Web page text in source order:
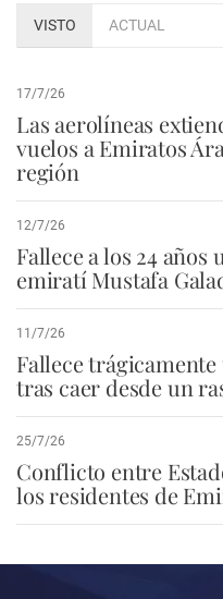
VISTO ACTUAL
17/7/26
Las aerolíneas
vuelos a Emiratos
región
12/7/26
Fallece a los 24
emiratí Mustafa
11/7/26
Fallece
tras caer desde un
25/7/26
Conflicto entre
los residentes de